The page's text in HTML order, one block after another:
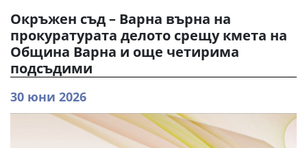
Окръжен съд – Варна върна на
прокуратурата делото срещу кмета на
Община Варна и още четирима
подсъдими
30 юни 2026